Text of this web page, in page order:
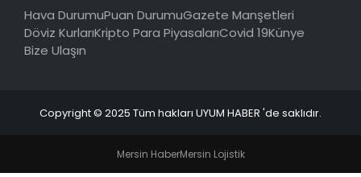
Hava DurumuPuan DurumuGazete Manşetleri
Döviz KurlarıKripto Para PiyasalarıCovid 19Künye
Bize Ulaşın
Copyright © 2025 Tüm hakları UYUM HABER 'de saklıdır.
Mersin HaberMersin Lojistik